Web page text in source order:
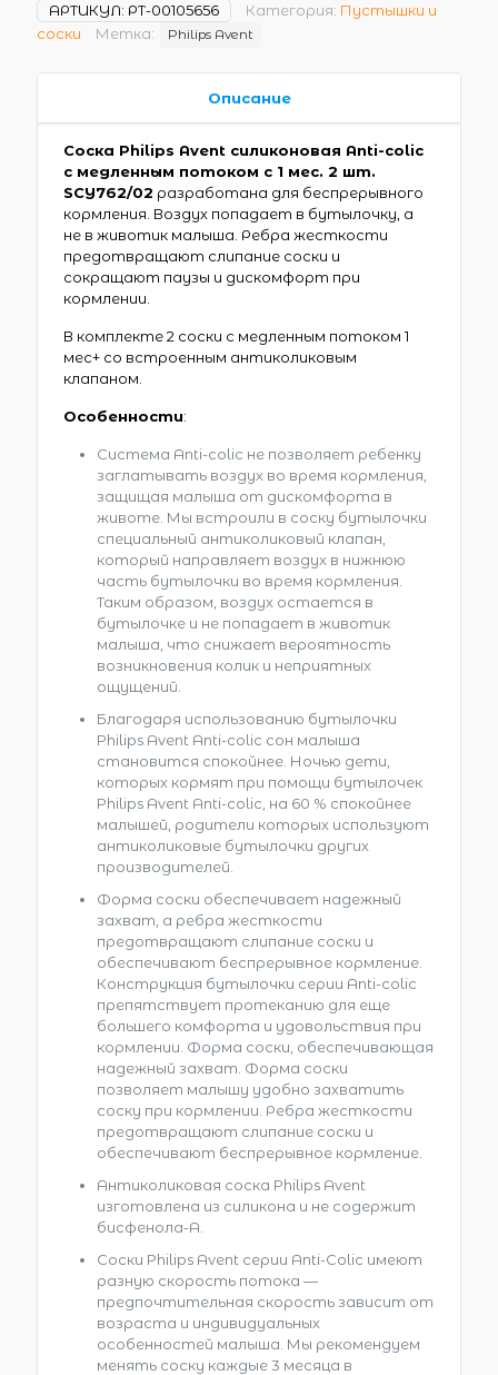
АРТИКУЛ: РТ-00105656 Категория: Пустышки и
соски
Метка: Philips Avent
Описание
Соска Philips Avent силиконовая Anti-colic
с медленным потоком с 1 мес. 2 шт.
SCY762/02 разработана для беспрерывного
кормления. Воздух попадает в бутылочку, а
не в животик малыша. Ребра жесткости
предотвращают слипание соски и
сокращают паузы и дискомфорт при
кормлении.
В комплекте 2 соски с медленным потоком 1
мес+ со встроенным антиколиковым
клапаном.
Особенности:
Система Anti-colic не позволяет ребенку
заглатывать воздух во время кормления,
защищая малыша от дискомфорта в
животе. Мы встроили в соску бутылочки
специальный антиколиковый клапан,
который направляет воздух в нижнюю
часть бутылочки во время кормления.
Таким образом, воздух остается в
бутылочке и не попадает в животик
малыша, что снижает вероятность
возникновения колик и неприятных
ощущений.
Благодаря использованию бутылочки
Philips Avent Anti-colic сон малыша
становится спокойнее. Ночью дети,
которых кормят при помощи бутылочек
Philips Avent Anti-colic, на 60 % спокойнее
малышей, родители которых используют
антиколиковые бутылочки других
производителей.
Форма соски обеспечивает надежный
захват, а ребра жесткости
предотвращают слипание соски и
обеспечивают беспрерывное кормление.
Конструкция бутылочки серии Anti-colic
препятствует протеканию для еще
большего комфорта и удовольствия при
кормлении. Форма соски, обеспечивающая
надежный захват. Форма соски
позволяет малышу удобно захватить
соску при кормлении. Ребра жесткости
предотвращают слипание соски и
обеспечивают беспрерывное кормление.
Антиколиковая соска Philips Avent
изготовлена из силикона и не содержит
бисфенола-А.
Соски Philips Avent серии Anti-Colic имеют
разную скорость потока —
предпочтительная скорость зависит от
возраста и индивидуальных
особенностей малыша. Мы рекомендуем
менять соску каждые 3 месяца в